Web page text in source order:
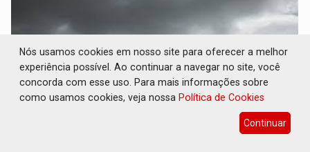
AGUACEIRO: Domingo (16) terá chuvas
Nós usamos cookies em nosso site para oferecer a melhor
experiência possível. Ao continuar a navegar no site, você
concorda com esse uso. Para mais informações sobre
como usamos cookies, veja nossa Política de Cookies
Continuar